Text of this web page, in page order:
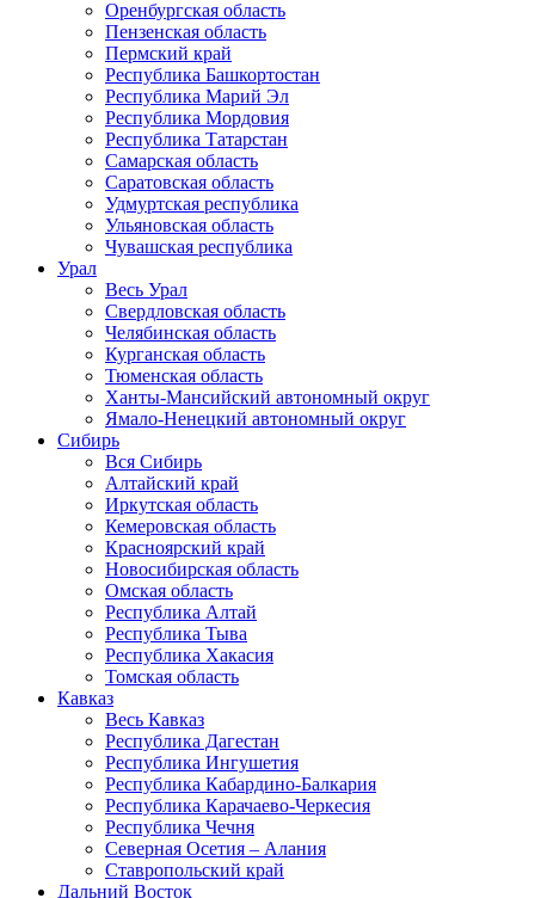
Оренбургская область
Пензенская область
Пермский край
Республика Башкортостан
Республика Марий Эл
Республика Мордовия
Республика Татарстан
Самарская область
Саратовская область
Удмуртская республика
Ульяновская область
Чувашская республика
Урал
Весь Урал
Свердловская область
Челябинская область
Курганская область
Тюменская область
Ханты-Мансийский автономный округ
Ямало-Ненецкий автономный округ
Сибирь
Вся Сибирь
Алтайский край
Иркутская область
Кемеровская область
Красноярский край
Новосибирская область
Омская область
Республика Алтай
Республика Тыва
Республика Хакасия
Томская область
Кавказ
Весь Кавказ
Республика Дагестан
Республика Ингушетия
Республика Кабардино-Балкария
Республика Карачаево-Черкесия
Республика Чечня
Северная Осетия – Алания
Ставропольский край
Дальний Восток